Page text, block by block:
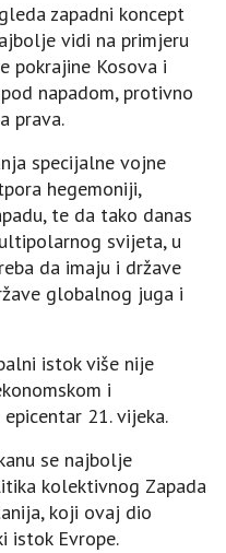
zapadni koncept
vidi na primjeru
pokrajine Kosova i
napadom, protivno
prava.
specijalne vojne
hegemoniji,
te da tako danas
svijeta, u
da imaju i države
globalnog juga i
istok više nije
i
21. vijeka.
se najbolje
kolektivnog Zapada
koji ovaj dio
istok Evrope.